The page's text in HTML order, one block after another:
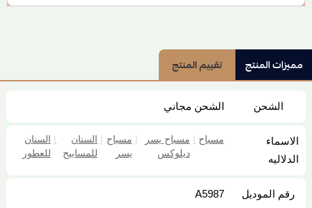
مميزات المنتج تقييم المنتج
الشحن الشحن مجاني
الاسماء
الدلاليه
مسباح | مسباح يسر
ديلوكس
| مسباح
يسر
| السنان
للمسابيح
| السنان
للعطور
رقم الموديل A5987